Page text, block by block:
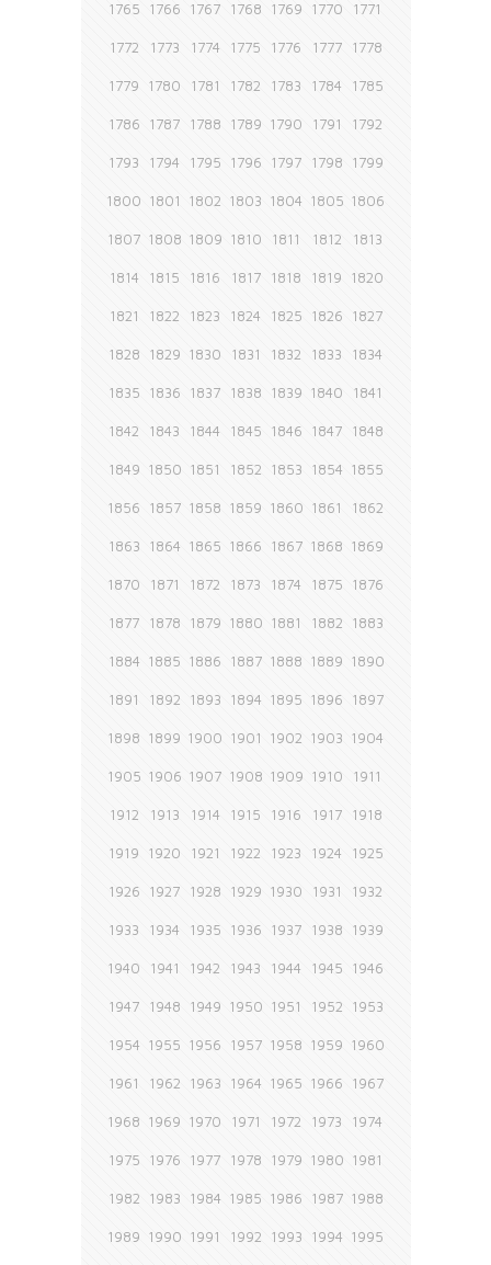
1765 1766 1767 1768 1769 1770 1771
1772 1773 1774 1775 1776 1777 1778
1779 1780 1781 1782 1783 1784 1785
1786 1787 1788 1789 1790 1791 1792
1793 1794 1795 1796 1797 1798 1799
1800 1801 1802 1803 1804 1805 1806
1807 1808 1809 1810 1811 1812 1813
1814 1815 1816 1817 1818 1819 1820
1821 1822 1823 1824 1825 1826 1827
1828 1829 1830 1831 1832 1833 1834
1835 1836 1837 1838 1839 1840 1841
1842 1843 1844 1845 1846 1847 1848
1849 1850 1851 1852 1853 1854 1855
1856 1857 1858 1859 1860 1861 1862
1863 1864 1865 1866 1867 1868 1869
1870 1871 1872 1873 1874 1875 1876
1877 1878 1879 1880 1881 1882 1883
1884 1885 1886 1887 1888 1889 1890
1891 1892 1893 1894 1895 1896 1897
1898 1899 1900 1901 1902 1903 1904
1905 1906 1907 1908 1909 1910 1911
1912 1913 1914 1915 1916 1917 1918
1919 1920 1921 1922 1923 1924 1925
1926 1927 1928 1929 1930 1931 1932
1933 1934 1935 1936 1937 1938 1939
1940 1941 1942 1943 1944 1945 1946
1947 1948 1949 1950 1951 1952 1953
1954 1955 1956 1957 1958 1959 1960
1961 1962 1963 1964 1965 1966 1967
1968 1969 1970 1971 1972 1973 1974
1975 1976 1977 1978 1979 1980 1981
1982 1983 1984 1985 1986 1987 1988
1989 1990 1991 1992 1993 1994 1995